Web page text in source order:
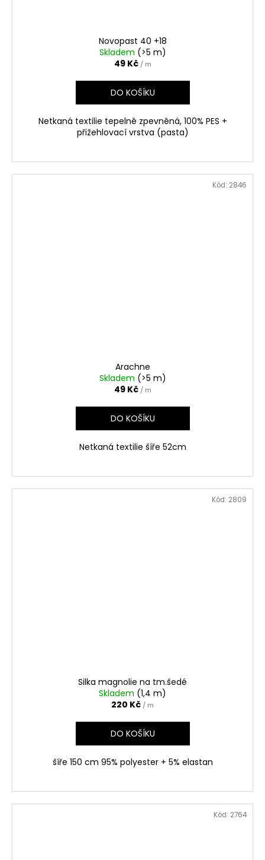
Novopast 40 +18
Skladem (>5 m)
49 Kč / m
DO KOŠÍKU
Netkaná textilie tepelně zpevněná, 100% PES +
přižehlovací vrstva (pasta)
Arachne
Skladem (>5 m)
49 Kč / m
DO KOŠÍKU
Netkaná textilie šíře 52cm
Kód: 2846
Silka magnolie na tm.šedé
Skladem (1,4 m)
220 Kč / m
DO KOŠÍKU
šíře 150 cm 95% polyester + 5% elastan
Kód: 2809
Kód: 2764